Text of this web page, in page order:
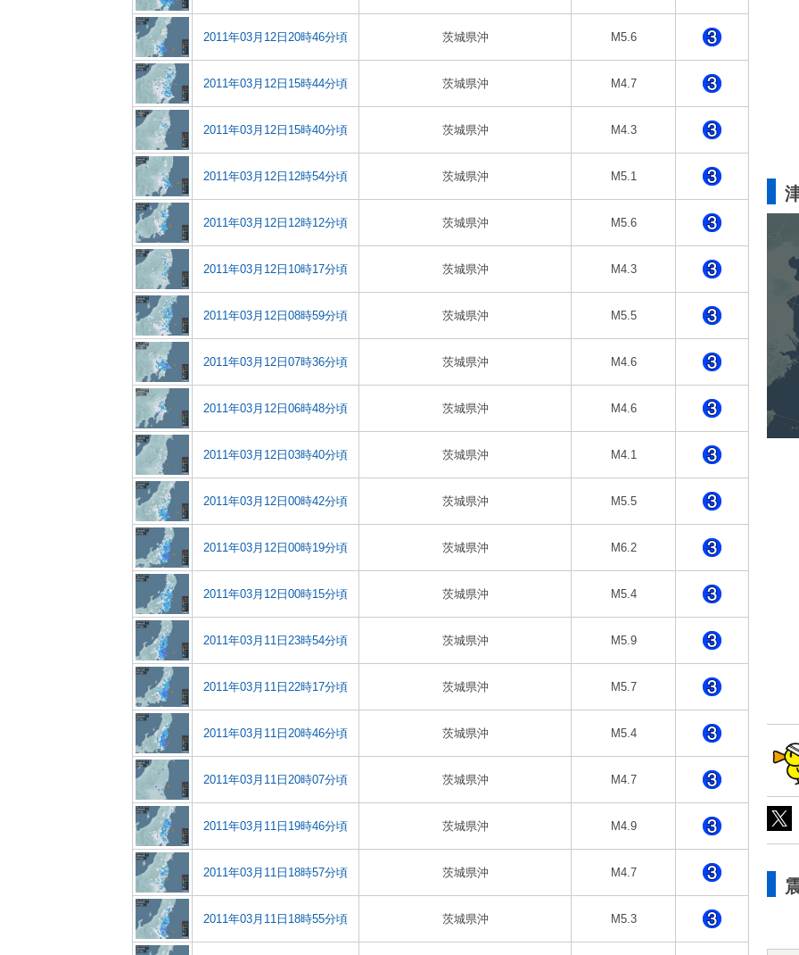
2011年03月12日20時46分頃 茨城県沖 M5.6
2011年03月12日15時44分頃 茨城県沖 M4.7
2011年03月12日15時40分頃 茨城県沖 M4.3
2011年03月12日12時54分頃 茨城県沖 M5.1
2011年03月12日12時12分頃 茨城県沖 M5.6
2011年03月12日10時17分頃 茨城県沖 M4.3
2011年03月12日08時59分頃 茨城県沖 M5.5
2011年03月12日07時36分頃 茨城県沖 M4.6
2011年03月12日06時48分頃 茨城県沖 M4.6
2011年03月12日03時40分頃 茨城県沖 M4.1
2011年03月12日00時42分頃 茨城県沖 M5.5
2011年03月12日00時19分頃 茨城県沖 M6.2
2011年03月12日00時15分頃 茨城県沖 M5.4
2011年03月11日23時54分頃 茨城県沖 M5.9
2011年03月11日22時17分頃 茨城県沖 M5.7
2011年03月11日20時46分頃 茨城県沖 M5.4
2011年03月11日20時07分頃 茨城県沖 M4.7
2011年03月11日19時46分頃 茨城県沖 M4.9
2011年03月11日18時57分頃 茨城県沖 M4.7
2011年03月11日18時55分頃 茨城県沖 M5.3